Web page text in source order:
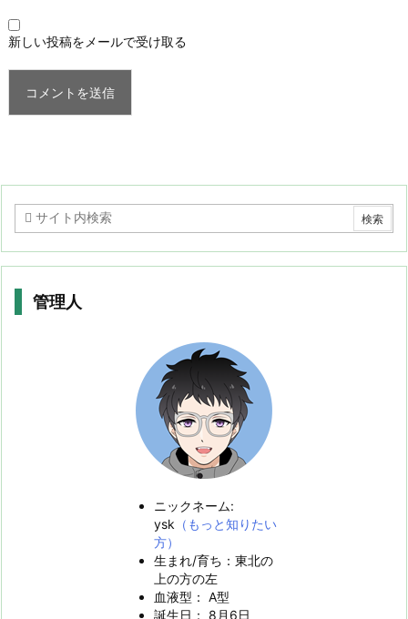
新しい投稿をメールで受け取る
管理人
ニックネーム:
ysk （もっと知りたい
方）
生まれ/育ち：東北の
上の方の左
血液型： A型
誕生日： 8月6日